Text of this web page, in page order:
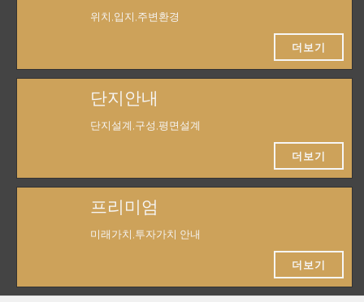
위치,입지,주변환경
더보기
단지안내
단지설계,구성,평면설계
더보기
프리미엄
미래가치,투자가치 안내
더보기